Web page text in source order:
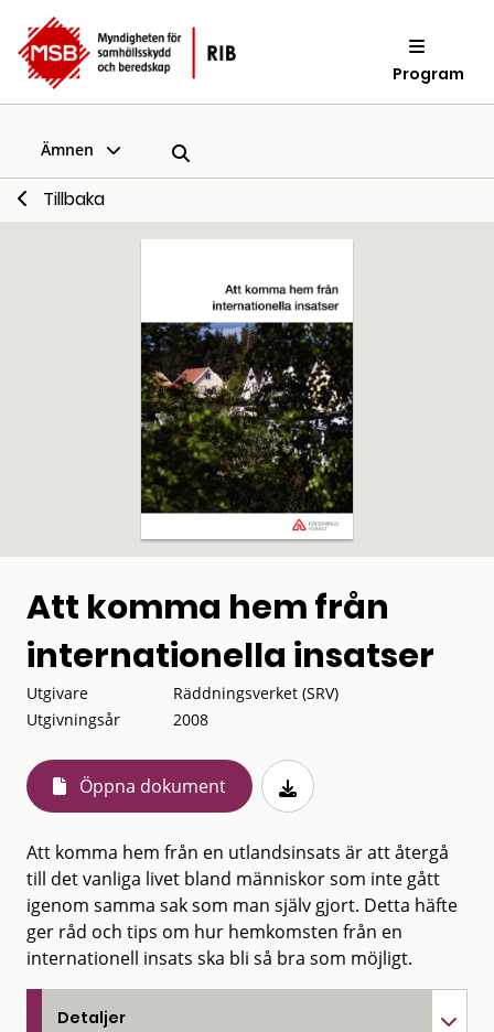
Program
Ämnen
Tillbaka
Att komma hem från
internationella insatser
Utgivare
Räddningsverket (SRV)
Utgivningsår
2008
Öppna dokument
Att komma hem från en utlandsinsats är att återgå
till det vanliga livet bland människor som inte gått
igenom samma sak som man själv gjort. Detta häfte
ger råd och tips om hur hemkomsten från en
internationell insats ska bli så bra som möjligt.
Detaljer